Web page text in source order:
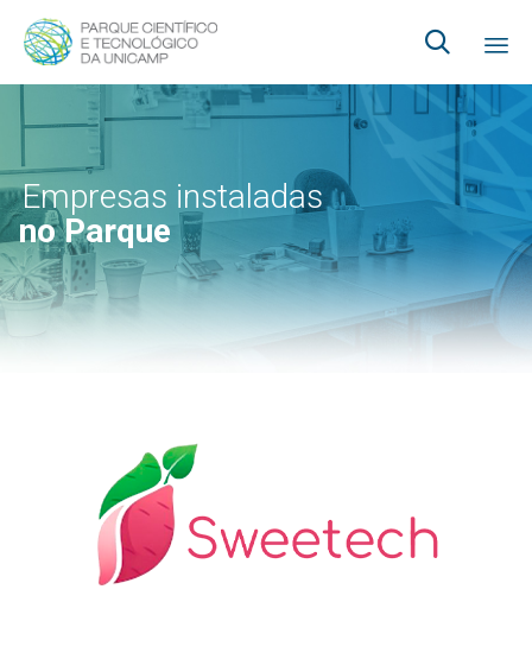

no Parque
Empresas instaladas